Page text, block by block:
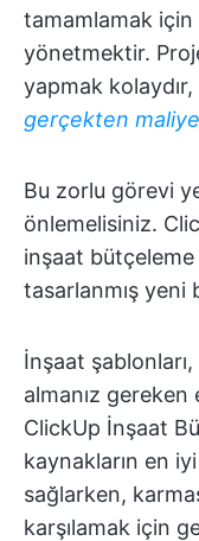
tamamlamak için
yönetmektir.
yapmak
gerçekten
Bu zorlu görevi
önlemelisiniz.
inşaat
tasarlanmış
İnşaat
almanız
ClickUp İnşaat
kaynakların en iyi
sağlarken,
karşılamak için